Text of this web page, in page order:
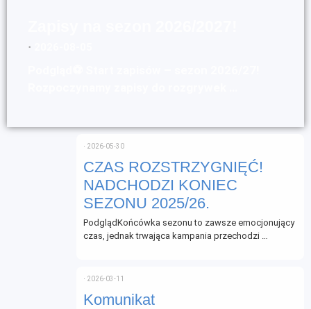
⋅
CZAS ROZSTRZYGNIĘĆ!
NADCHODZI KONIEC
SEZONU 2025/26.
⋅ 2026-05-30
PodglądKońcówka sezonu to zawsze emocjonujący
czas, jednak trwająca kampania przechodzi …
Komunikat
⋅ 2026-03-11